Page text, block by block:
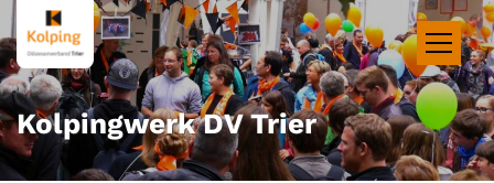
Zum Inhalt springen
Kolpingwerk DV Trier